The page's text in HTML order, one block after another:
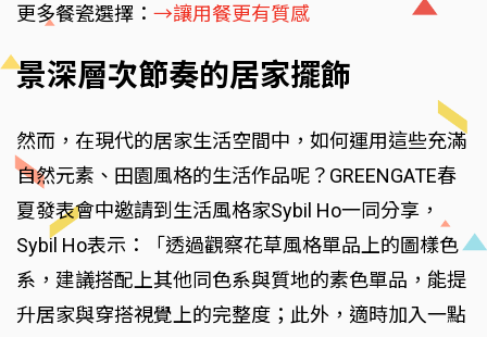
更多餐瓷選擇： →讓用餐更有質感
景深層次節奏的居家擺飾
然而，在現代的居家生活空間中，如何運用這些充滿
自然元素、田園風格的生活作品呢？GREENGATE春
夏發表會中邀請到生活風格家Sybil Ho一同分享，
Sybil Ho表示：「透過觀察花草風格單品上的圖樣色
系，建議搭配上其他同色系與質地的素色單品，能提
升居家與穿搭視覺上的完整度；此外，適時加入一點